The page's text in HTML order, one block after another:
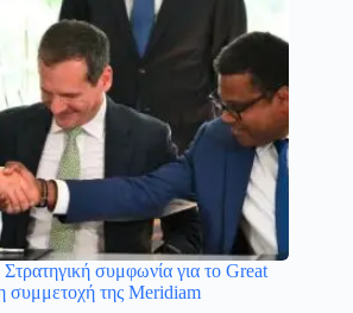
συμφωνία για το Great
συμμετοχή της Meridiam